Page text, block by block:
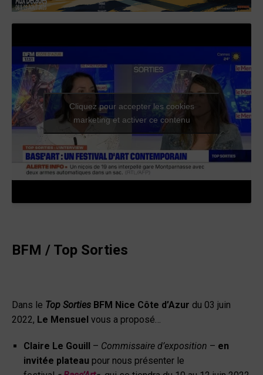
Cliquez pour accepter les cookies
marketing et activer ce contenu
BFM / Top Sorties
Dans le Top Sorties BFM Nice Côte d’Azur du 03 juin
2022, Le Mensuel vous a proposé…
Claire Le Gouill – Commissaire d’exposition – en
invitée plateau pour nous présenter le